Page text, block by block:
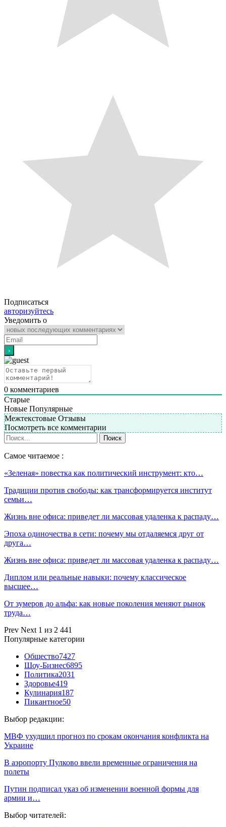
Подписаться
авторизуйтесь
Уведомить о
0 комментариев
Старые
Новые Популярные
Межтекстовые Отзывы
Посмотреть все комментарии
Самое читаемое :
«Зеленая» повестка как политический инструмент: кто…
Традиции против свободы: как трансформируется институт
семьи…
Жизнь вне офиса: приведет ли массовая удаленка к распаду…
Эпоха одиночества в сети: почему мы отдаляемся друг от
друга…
Жизнь вне офиса: приведет ли массовая удаленка к распаду…
Диплом или реальные навыки: почему классическое
высшее…
От зумеров до альфа: как новые поколения меняют рынок
труда…
Prev Next 1 из 2 441
Популярные категории
Общество7427
Шоу-Бизнес6895
Политика2031
Здоровье419
Кулинария187
Пикантное50
Выбор редакции:
МВФ ухудшил прогноз по срокам окончания конфликта на
Украине
В аэропорту Пулково ввели временные ограничения на
полеты
Путин подписал указ об изменении военной формы для
армии и…
Выбор читателей: